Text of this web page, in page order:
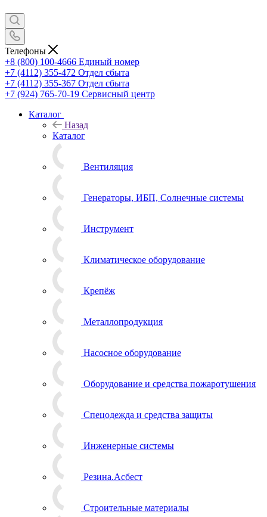
Телефоны
+8 (800) 100-4666 Единый номер
+7 (4112) 355-472 Отдел сбыта
+7 (4112) 355-367 Отдел сбыта
+7 (924) 765-70-19 Сервисный центр
Каталог
Назад
Каталог
Вентиляция
Генераторы, ИБП, Солнечные системы
Инструмент
Климатическое оборудование
Крепёж
Металлопродукция
Насосное оборудование
Оборудование и средства пожаротушения
Спецодежда и средства защиты
Инженерные системы
Резина.Асбест
Строительные материалы